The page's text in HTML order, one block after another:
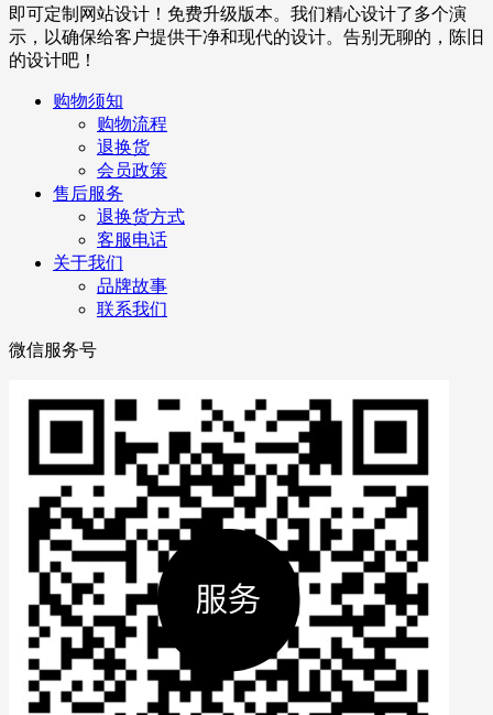
即可定制网站设计！免费升级版本。我们精心设计了多个演
示，以确保给客户提供干净和现代的设计。告别无聊的，陈旧
的设计吧！
购物须知
购物流程
退换货
会员政策
售后服务
退换货方式
客服电话
关于我们
品牌故事
联系我们
微信服务号